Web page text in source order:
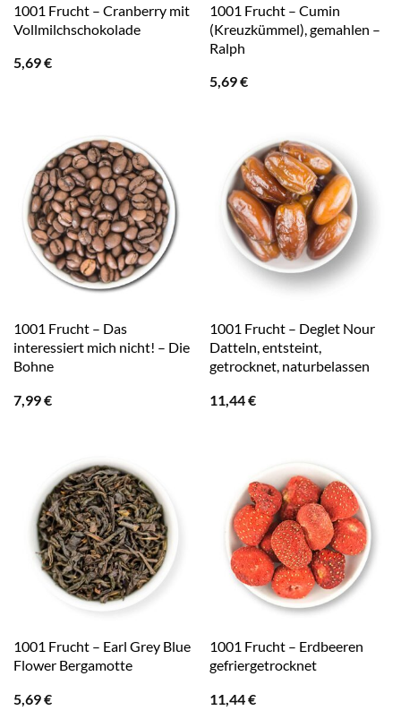
1001 Frucht – Cranberry mit
Vollmilchschokolade
5,69€
1001 Frucht – Cumin
(Kreuzkümmel), gemahlen –
Ralph
5,69€
1001 Frucht – Das
interessiert mich nicht! – Die
Bohne
7,99€
1001 Frucht – Deglet Nour
Datteln, entsteint,
getrocknet, naturbelassen
11,44€
1001 Frucht – Earl Grey Blue
Flower Bergamotte
5,69€
1001 Frucht – Erdbeeren
gefriergetrocknet
11,44€